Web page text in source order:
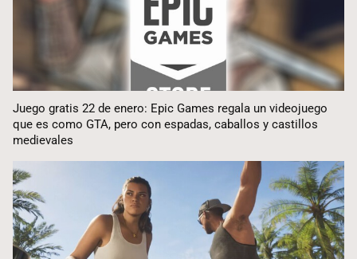
Juego gratis 22 de enero: Epic Games regala un videojuego
que es como GTA, pero con espadas, caballos y castillos
medievales